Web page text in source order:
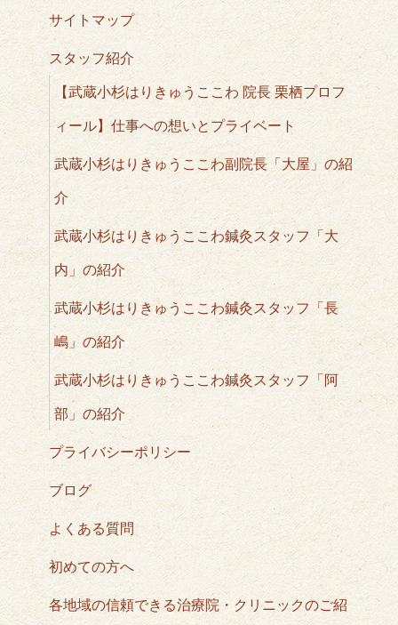
サイトマップ
スタッフ紹介
【武蔵小杉はりきゅうここわ 院長 栗栖プロフ
ィール】仕事への想いとプライベート
武蔵小杉はりきゅうここわ副院長「大屋」の紹
介
武蔵小杉はりきゅうここわ鍼灸スタッフ「大
内」の紹介
武蔵小杉はりきゅうここわ鍼灸スタッフ「長
嶋」の紹介
武蔵小杉はりきゅうここわ鍼灸スタッフ「阿
部」の紹介
プライバシーポリシー
ブログ
よくある質問
初めての方へ
各地域の信頼できる治療院・クリニックのご紹